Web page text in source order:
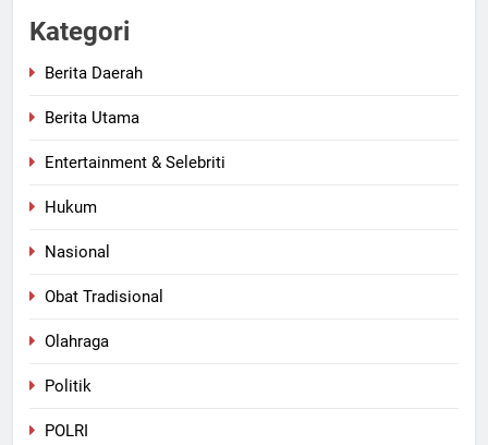
Kategori
Berita Daerah
Berita Utama
Entertainment & Selebriti
Hukum
Nasional
Obat Tradisional
Olahraga
Politik
POLRI